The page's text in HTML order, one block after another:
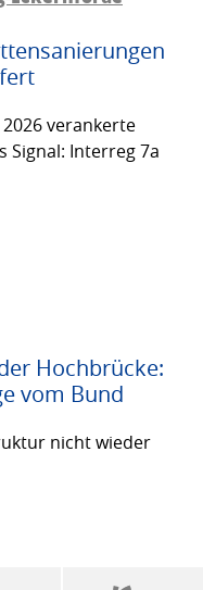
verankerte
Interreg 7a
Hochbrücke:
vom Bund
nicht wieder